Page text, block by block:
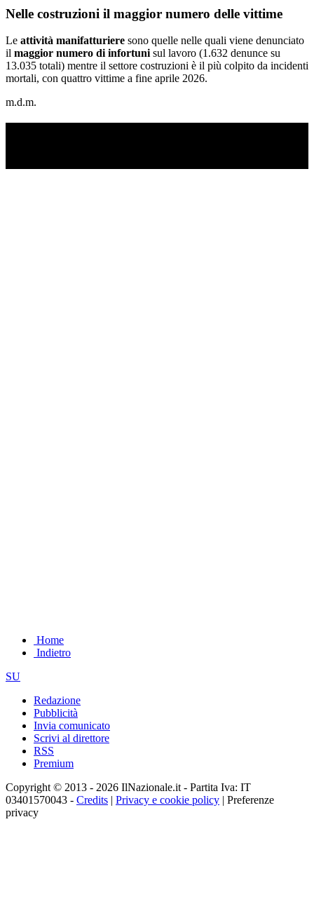
Nelle costruzioni il maggior numero delle vittime
Le attività manifatturiere sono quelle nelle quali viene denunciato
il maggior numero di infortuni sul lavoro (1.632 denunce su
13.035 totali) mentre il settore costruzioni è il più colpito da incidenti
mortali, con quattro vittime a fine aprile 2026.
m.d.m.
Home
Indietro
SU
Redazione
Pubblicità
Invia comunicato
Scrivi al direttore
RSS
Premium
Copyright © 2013 - 2026 IlNazionale.it - Partita Iva: IT
03401570043 - Credits | Privacy e cookie policy | Preferenze
privacy